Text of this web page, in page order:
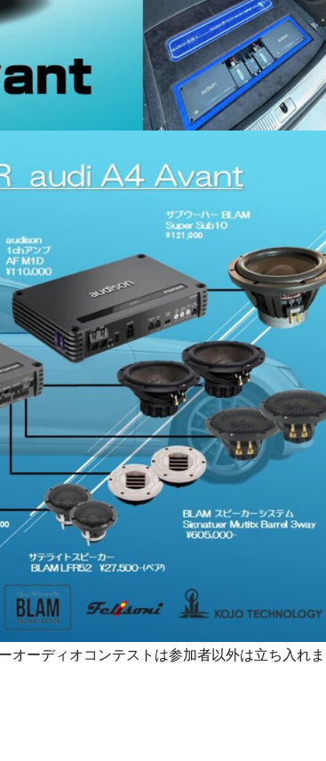
オーディオコンテストは参加者以外は立ち入れま